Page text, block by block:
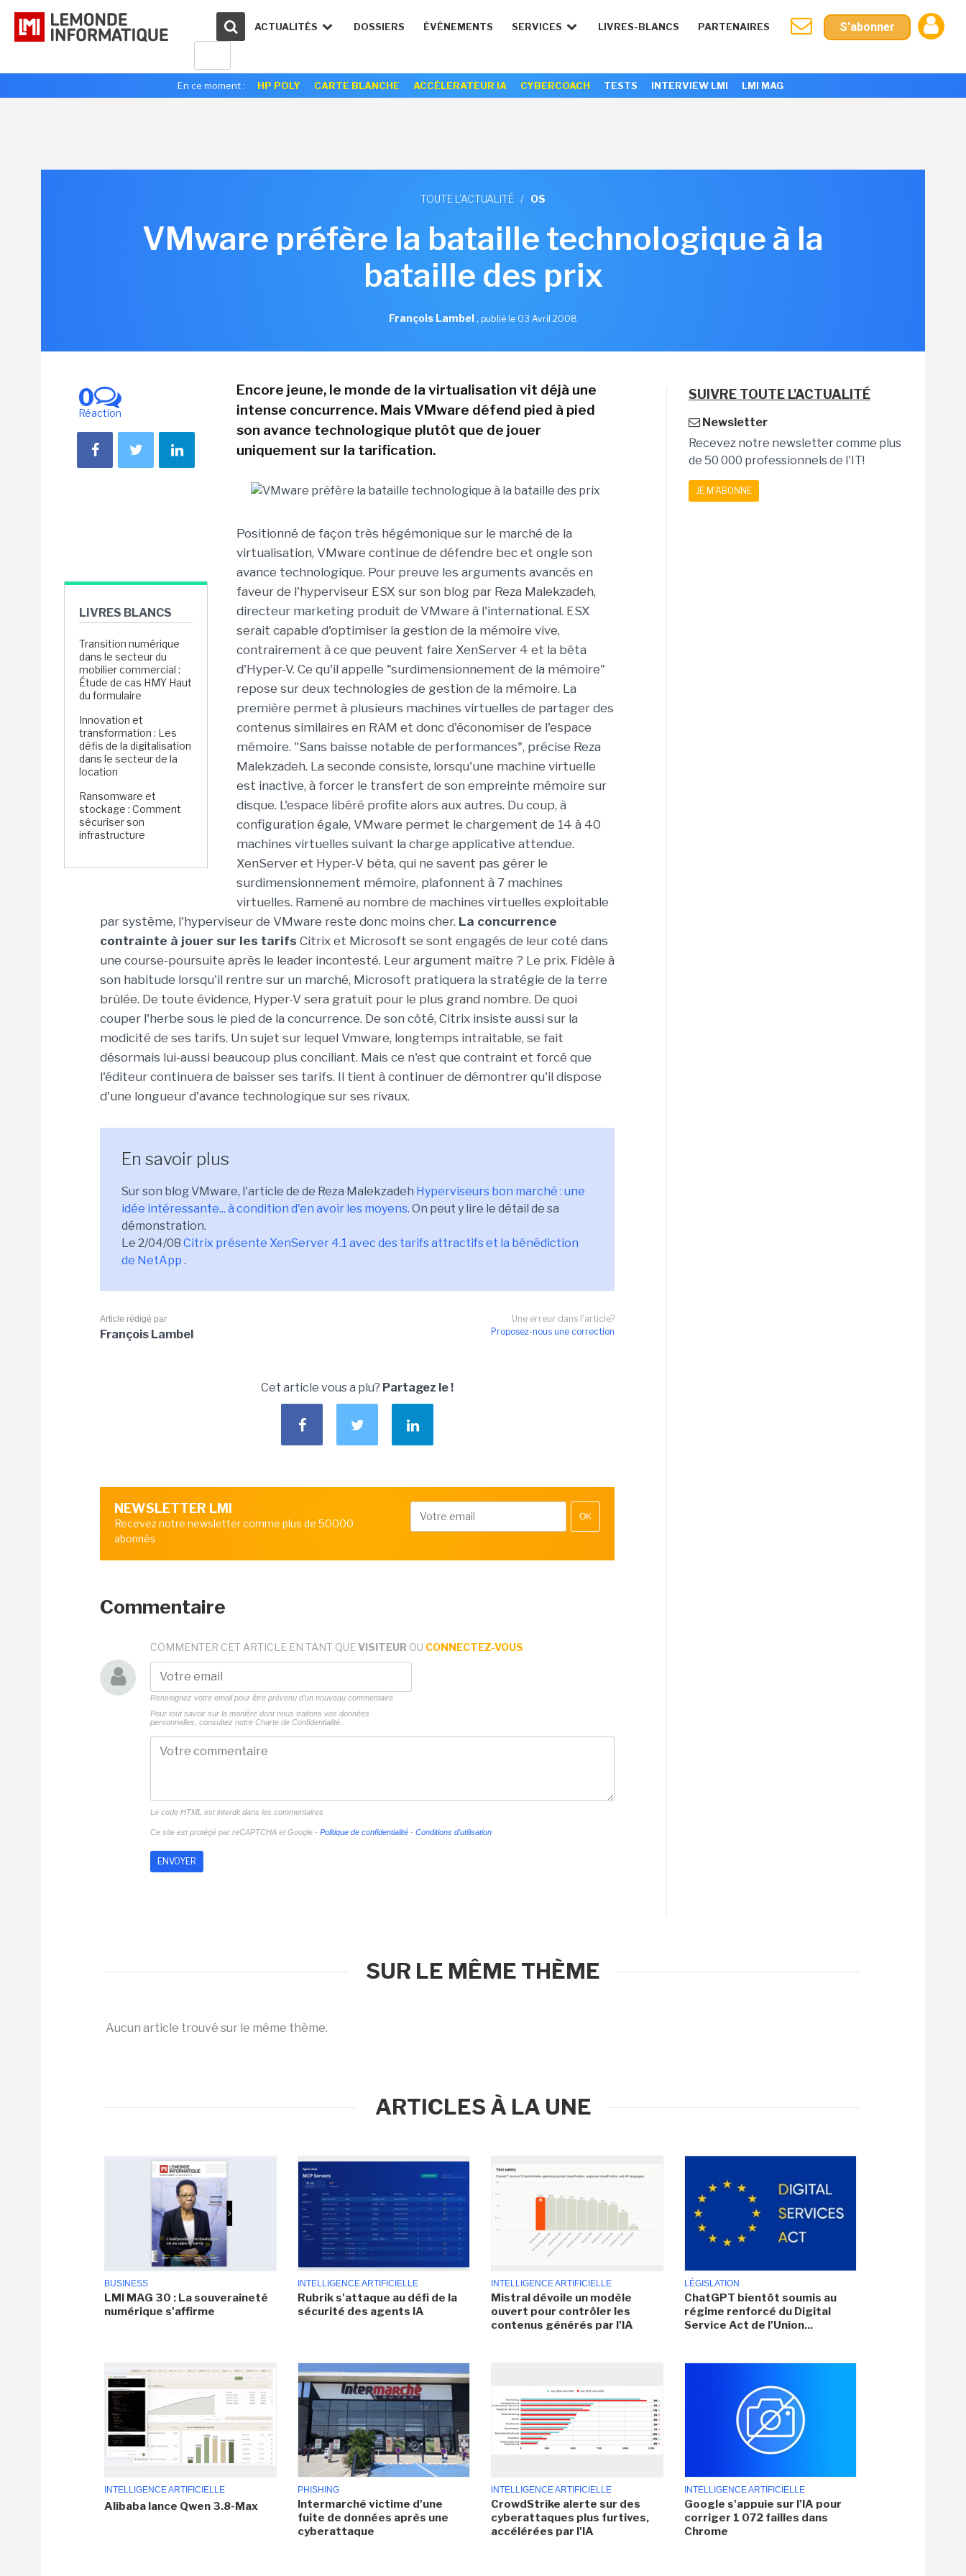
ACTUALITÉS DOSSIERS ÉVÉNEMENTS SERVICES LIVRES-BLANCS PARTENAIRES S'abonner
En ce moment : HP POLY CARTE BLANCHE ACCÉLERATEUR IA CYBERCOACH TESTS INTERVIEW LMI LMI MAG
TOUTE L'ACTUALITÉ / OS
VMware préfère la bataille technologique à la
bataille des prix
François Lambel, publié le 03 Avril 2008
0
Réaction
LIVRES BLANCS
Transition numérique
dans le secteur du
mobilier commercial :
Étude de cas HMY Haut
du formulaire
Innovation et
transformation : Les
défis de la digitalisation
dans le secteur de la
location
Ransomware et
stockage : Comment
sécuriser son
infrastructure
Encore jeune, le monde de la virtualisation vit déjà une
intense concurrence. Mais VMware défend pied à pied
son avance technologique plutôt que de jouer
uniquement sur la tarification.
Positionné de façon très hégémonique sur le marché de la
virtualisation, VMware continue de défendre bec et ongle son
avance technologique. Pour preuve les arguments avancés en
faveur de l'hyperviseur ESX sur son blog par Reza Malekzadeh,
directeur marketing produit de VMware à l'international. ESX
serait capable d'optimiser la gestion de la mémoire vive,
contrairement à ce que peuvent faire XenServer 4 et la bêta
d'Hyper-V. Ce qu'il appelle "surdimensionnement de la mémoire"
repose sur deux technologies de gestion de la mémoire. La
première permet à plusieurs machines virtuelles de partager des
contenus similaires en RAM et donc d'économiser de l'espace
mémoire. "Sans baisse notable de performances", précise Reza
Malekzadeh. La seconde consiste, lorsqu'une machine virtuelle
est inactive, à forcer le transfert de son empreinte mémoire sur
disque. L'espace libéré profite alors aux autres. Du coup, à
configuration égale, VMware permet le chargement de 14 à 40
machines virtuelles suivant la charge applicative attendue.
XenServer et Hyper-V bêta, qui ne savent pas gérer le
surdimensionnement mémoire, plafonnent à 7 machines
virtuelles. Ramené au nombre de machines virtuelles exploitable
par système, l'hyperviseur de VMware reste donc moins cher. La concurrence
contrainte à jouer sur les tarifs Citrix et Microsoft se sont engagés de leur coté dans
une course-poursuite après le leader incontesté. Leur argument maître ? Le prix. Fidèle à
son habitude lorsqu'il rentre sur un marché, Microsoft pratiquera la stratégie de la terre
brûlée. De toute évidence, Hyper-V sera gratuit pour le plus grand nombre. De quoi
couper l'herbe sous le pied de la concurrence. De son côté, Citrix insiste aussi sur la
modicité de ses tarifs. Un sujet sur lequel Vmware, longtemps intraitable, se fait
désormais lui-aussi beaucoup plus conciliant. Mais ce n'est que contraint et forcé que
l'éditeur continuera de baisser ses tarifs. Il tient à continuer de démontrer qu'il dispose
d'une longueur d'avance technologique sur ses rivaux.
En savoir plus
Sur son blog VMware, l'article de de Reza Malekzadeh Hyperviseurs bon marché : une
idée intéressante... à condition d'en avoir les moyens. On peut y lire le détail de sa
démonstration.
Le 2/04/08 Citrix présente XenServer 4.1 avec des tarifs attractifs et la bénédiction
de NetApp .
Une erreur dans l'article?
Proposez-nous une correction
Article rédigé par
François Lambel
Cet article vous a plu? Partagez le !
NEWSLETTER LMI
Recevez notre newsletter comme plus de 50000
abonnés
OK
Commentaire
COMMENTER CET ARTICLE EN TANT QUE VISITEUR OU CONNECTEZ-VOUS
Renseignez votre email pour être prévenu d'un nouveau commentaire
Pour tout savoir sur la manière dont nous traitons vos données
personnelles, consultez notre Charte de Confidentialité.
Le code HTML est interdit dans les commentaires
Ce site est protégé par reCAPTCHA et Google - Politique de confidentialité - Conditions d'utilisation
SUIVRE TOUTE L'ACTUALITÉ
Newsletter
Recevez notre newsletter comme plus
de 50 000 professionnels de l'IT!
JE M'ABONNE
SUR LE MÊME THÈME
Aucun article trouvé sur le même thème.
ARTICLES À LA UNE
BUSINESS
LMI MAG 30 : La souveraineté
numérique s'affirme
INTELLIGENCE ARTIFICIELLE
Rubrik s'attaque au défi de la
sécurité des agents IA
INTELLIGENCE ARTIFICIELLE
Mistral dévoile un modèle
ouvert pour contrôler les
contenus générés par l'IA
LÉGISLATION
ChatGPT bientôt soumis au
régime renforcé du Digital
Service Act de l'Union...
INTELLIGENCE ARTIFICIELLE
Alibaba lance Qwen 3.8-Max
PHISHING
Intermarché victime d'une
fuite de données après une
cyberattaque
INTELLIGENCE ARTIFICIELLE
CrowdStrike alerte sur des
cyberattaques plus furtives,
accélérées par l'IA
INTELLIGENCE ARTIFICIELLE
Google s'appuie sur l'IA pour
corriger 1 072 failles dans
Chrome